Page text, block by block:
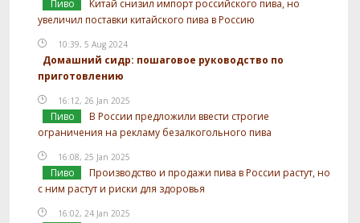
Пиво
Китай снизил импорт российского пива, но
увеличил поставки китайского пива в Россию
10:39, 5 Aug 2024
Домашний сидр: пошаговое руководство по
приготовлению
16:12, 26 Jan 2025
Пиво
В России предложили ввести строгие
ограничения на рекламу безалкогольного пива
16:08, 25 Jan 2025
Пиво
Производство и продажи пива в России растут, но
с ним растут и риски для здоровья
16:02, 24 Jan 2025